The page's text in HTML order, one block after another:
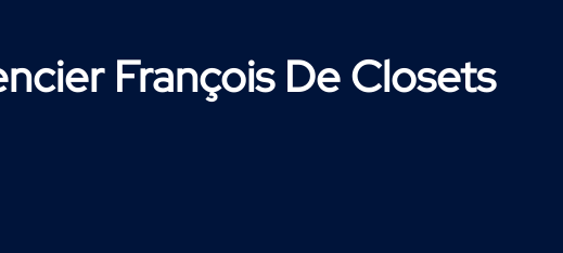
François De Closets